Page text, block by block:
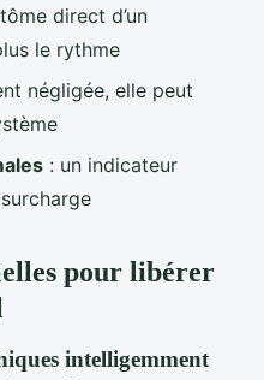
direct d’un
le rythme
négligée, elle peut
: un indicateur
pour libérer
intelligemment